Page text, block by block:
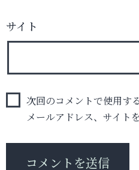
サイト
次回のコメントで使用す
メールアドレス、サイト